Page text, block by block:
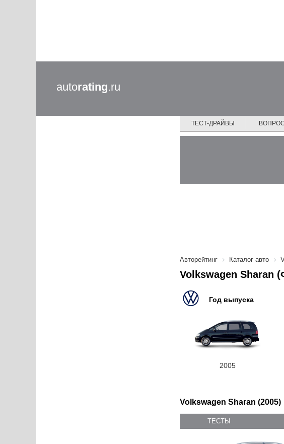
autorating.ru
ТЕСТ-ДРАЙВЫ
Авторейтинг Каталог авто
Volkswagen Sharan
Год выпуска
2005
Volkswagen Sharan (2005)
ТЕСТЫ